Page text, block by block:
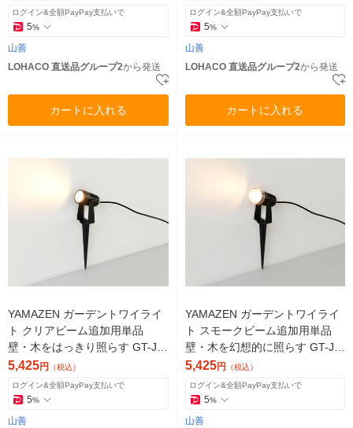
ログイン&全額PayPay支払いで
5%
山善
LOHACO 直送品グループ2から発送
カートに入れる
ログイン&全額PayPay支払いで
5%
山善
LOHACO 直送品グループ2から発送
カートに入れる
YAMAZEN ガーデントワイライ
ト クリアビーム追加用単品
壁・木をはっきり照らす GT-J1
01A(GD) 1灯（直送品）
5,425円 （税込）
ログイン&全額PayPay支払いで
5%
山善
YAMAZEN ガーデントワイライ
ト スモークビーム追加用単品
壁・木を幻想的に照らす GT-J1
01AB(GD) 1灯（直送品）
5,425円 （税込）
ログイン&全額PayPay支払いで
5%
山善